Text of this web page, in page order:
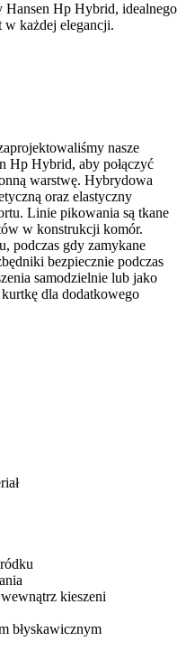
Hp Hybrid, idealnego
w każdej elegancji.
nasze
Hp Hybrid, aby połączyć
warstwę. Hybrydowa
oraz elastyczny
Linie pikowania są tkane
w konstrukcji komór.
podczas gdy zamykane
bezpiecznie podczas
samodzielnie lub jako
dla dodatkowego
kieszeni
błyskawicznym